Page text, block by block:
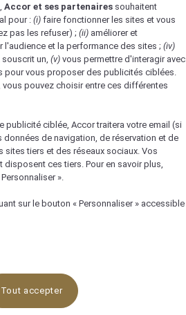
Accor et ses partenaires souhaitent
pour : (i) faire fonctionner les sites et vous
pas les refuser) ; (ii) améliorer et
l'audience et la performance des sites ; (iv)
un, (v) vous permettre d'interagir avec
pour vous proposer des publicités ciblées.
pouvez choisir entre ces différentes
publicité ciblée, Accor traitera votre email (si
données de navigation, de réservation et de
tiers et des réseaux sociaux. Vos
ces tiers. Pour en savoir plus,
».
sur le bouton « Personnaliser » accessible
Tout accepter